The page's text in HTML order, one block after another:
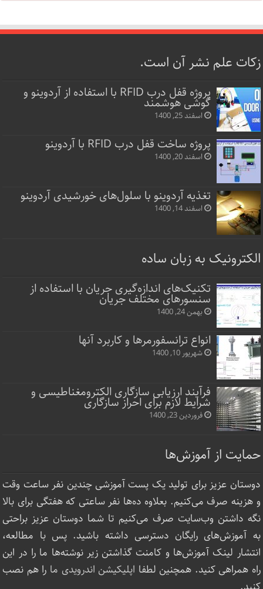
زکات علم نشر آن است.
پروژه قفل‌ درب RFID با استفاده از آردوینو و
گوشی هوشمند
اسفند 25, 1400
پروژه ساخت قفل‌ درب RFID با آردوینو
اسفند 20, 1400
تغذیه آردوینو با سلول‌های خورشیدی آردوینو
اسفند 14, 1400
الکترونیک به زبان ساده
تکنیک‌های اندازه‌گیری جریان با استفاده از
سنسورهای مختلف جریان
بهمن 24, 1400
انواع ترانسفورمرها و کاربرد آنها
شهریور 10, 1400
فرآیند ارزیابی سازگاری الکترومغناطیسی و
شرایط لازم برای احراز سازگاری
فروردین 23, 1400
حمایت از آموزش‌ها
دوستان عزیز برای تولید یک پست آموزشی چندین نفر ساعت‌ وقت
و هزینه صرف می‌کنیم. بعلاوه ده‌ها نفر ساعتی که هفتگی برای بالا
نگه داشتن وب‌سایت صرف ‌می‌کنیم تا شما دوستان عزیز براحتی
به آموزش‌های رایگان دسترسی داشته باشید. پس با مطالعه،
انتشار لینک‌ آموزش‌ها و کامنت گذاشتن زیر نوشته‌‌ها ما را در این
راه همراهی کنید. همچنین لطفا اپلیکیشن اندرویدی ما را هم نصب